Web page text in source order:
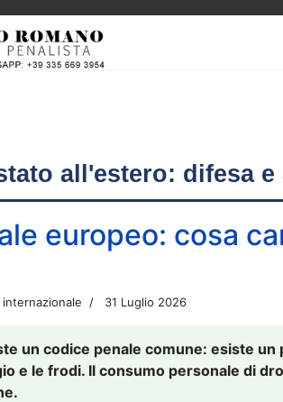
all'estero: difesa e
europeo: cosa
31 Luglio 2026
un codice penale comune: esiste
e le frodi. Il consumo personale di